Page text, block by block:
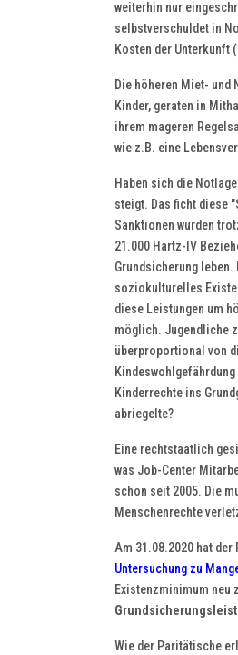
weiterhin nur
selbstverschuldet in
Kosten der Unterkunft
Die höheren Miet- und
Kinder, geraten in
ihrem mageren
wie z.B. eine
Haben sich die
steigt. Das ficht diese
Sanktionen wurden
21.000 Hartz-IV
Grundsicherung
soziokulturelles
diese Leistungen um
möglich. Jugendliche
überproportional von
Kinderrechte ins
abriegelte?
Eine rechtstaatlich
was Job-Center
schon seit 2005. Die
Menschenrechte
Am 31.08.2020 hat
Untersuchung zu
Existenzminimum neu
Wie der Paritätische